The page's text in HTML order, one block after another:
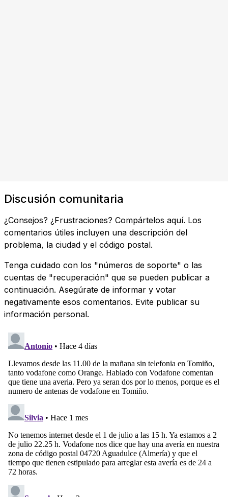
Discusión comunitaria
¿Consejos? ¿Frustraciones? Compártelos aquí. Los
comentarios útiles incluyen una descripción del
problema, la ciudad y el código postal.
Tenga cuidado con los "números de soporte" o las
cuentas de "recuperación" que se pueden publicar a
continuación. Asegúrate de informar y votar
negativamente esos comentarios. Evite publicar su
información personal.